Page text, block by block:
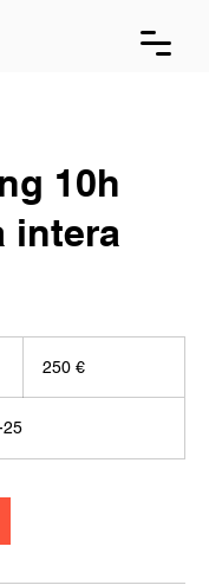
10h
intera
250 €
25